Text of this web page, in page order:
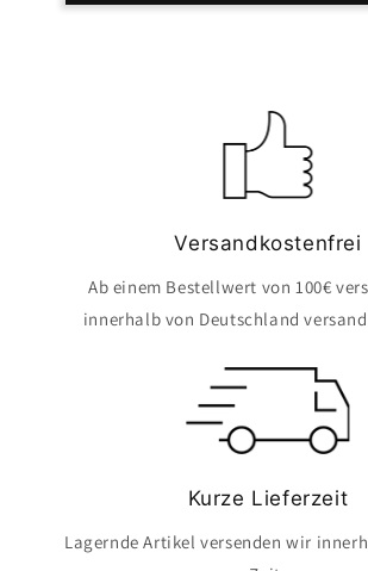
Versandkostenfrei
Ab einem Bestellwert von 100€
innerhalb von Deutschland
Kurze Lieferzeit
Lagernde Artikel versenden wir